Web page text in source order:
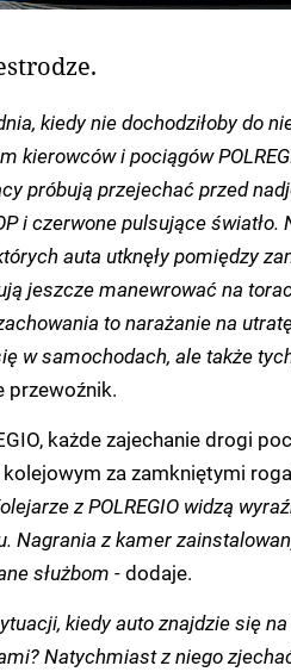
kiedy nie dochodziłoby do
kierowców i pociągów
próbują przejechać przed
i czerwone pulsujące światło.
auta utknęły pomiędzy
jeszcze manewrować na
to narażanie na
w samochodach, ale także
każde zajechanie drogi
za zamkniętymi
z POLREGIO widzą
Nagrania z kamer
służbom -dodaje.
kiedy auto znajdzie się
Natychmiast z niego